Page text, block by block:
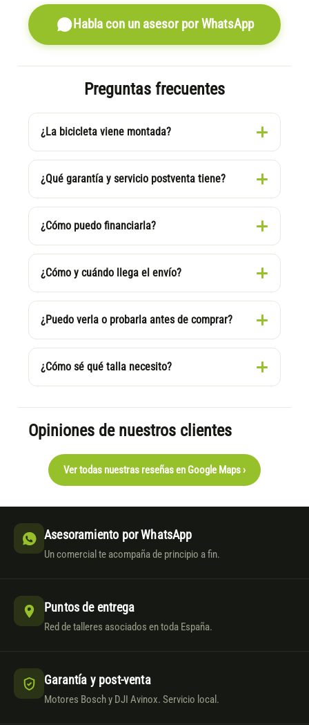
Habla con un asesor por WhatsApp
Preguntas frecuentes
¿La bicicleta viene montada?
¿Qué garantía y servicio postventa tiene?
¿Cómo puedo financiarla?
¿Cómo y cuándo llega el envío?
¿Puedo verla o probarla antes de comprar?
¿Cómo sé qué talla necesito?
Opiniones de nuestros clientes
Ver todas nuestras reseñas en Google Maps ›
Asesoramiento por WhatsApp
Un comercial te acompaña de principio a fin.
Puntos de entrega
Red de talleres asociados en toda España.
Garantía y post-venta
Motores Bosch y DJI Avinox. Servicio local.